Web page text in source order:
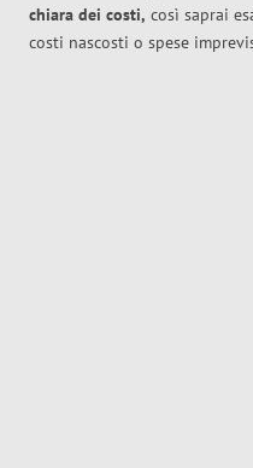
chiara dei costi, così saprai
costi nascosti o spese